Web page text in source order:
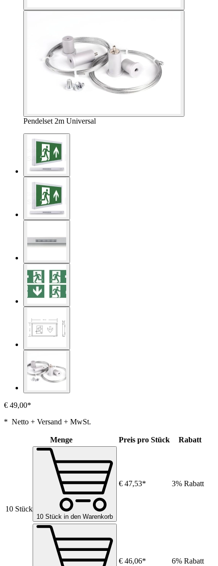
Pendelset 2m Universal
€ 49,00*
* Netto + Versand + MwSt.
Menge Preis pro Stück Rabatt
10 Stück
10 Stück in den Warenkorb
€ 47,53* 3% Rabatt
€ 46,06* 6% Rabatt